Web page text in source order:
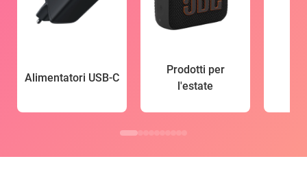
Alimentatori USB-C
Prodotti per
l'estate